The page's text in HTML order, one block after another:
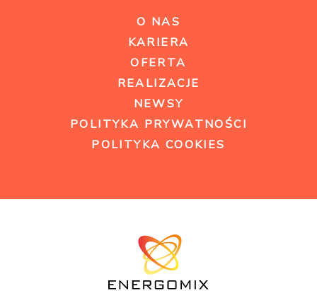
O NAS
KARIERA
OFERTA
REALIZACJE
NEWSY
POLITYKA PRYWATNOŚCI
POLITYKA COOKIES